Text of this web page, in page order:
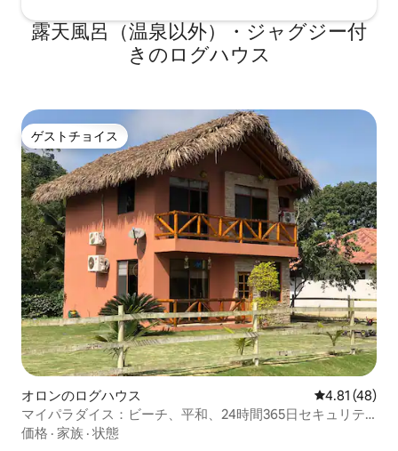
露天風呂（温泉以外）・ジャグジー付
きのログハウス
ゲストチョイス
ゲストチョイス
オロンのログハウス レビュー48
4.81 (48)
マイパラダイス：ビーチ、平和、24時間365日セキュリテ
ィ
価格 · 家族 · 状態